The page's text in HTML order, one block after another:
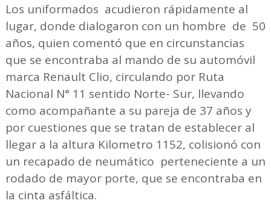
Los uniformados acudieron rápidamente al
lugar, donde dialogaron con un hombre de 50
años, quien comentó que en circunstancias
que se encontraba al mando de su automóvil
marca Renault Clio, circulando por Ruta
Nacional N° 11 sentido Norte- Sur, llevando
como acompañante a su pareja de 37 años y
por cuestiones que se tratan de establecer al
llegar a la altura Kilometro 1152, colisionó con
un recapado de neumático perteneciente a un
rodado de mayor porte, que se encontraba en
la cinta asfáltica.